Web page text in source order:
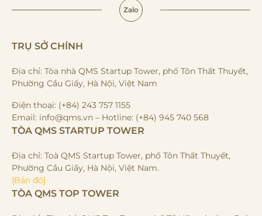
Zalo
TRỤ SỞ CHÍNH
Địa chỉ: Tòa nhà QMS Startup Tower, phố Tôn Thất Thuyết,
Phường Cầu Giấy, Hà Nội, Việt Nam
Điện thoại: (+84) 243 757 1155
Email: info@qms.vn – Hotline: (+84) 945 740 568
TÒA QMS STARTUP TOWER
Địa chỉ: Toà QMS Startup Tower, phố Tôn Thất Thuyết,
Phường Cầu Giấy, Hà Nội, Việt Nam.
[Bản đồ]
TÒA QMS TOP TOWER